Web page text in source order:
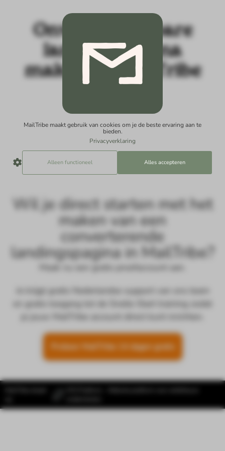
Onweerstaanbare
landingspagina
maken in MailTribe
Wil je direct starten met het
maken van een
converterende
landingspagina in MailTribe?
Maak nu een gratis proefaccount aan.
Je krijgt gratis Nederlandse support van ons team
en gratis toegang tot de Snelle Start training zodat
je jouw MailTribe account direct kunt inrichten.
Probeer MailTribe 14 dagen gratis
MailTribe maakt gebruik van cookies om je de beste ervaring aan te
bieden.
Privacyverklaring
Alleen functioneel Alles accepteren